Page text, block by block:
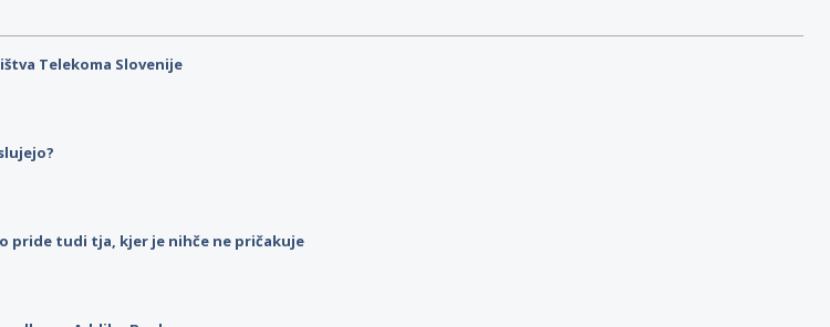
Telekoma Slovenije
pride tudi tja, kjer je nihče ne pričakuje